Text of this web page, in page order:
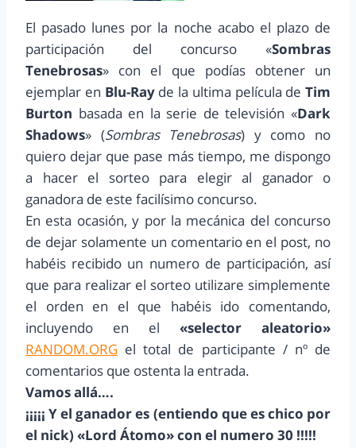
El pasado lunes por la noche acabo el plazo de
participación del concurso «Sombras
Tenebrosas» con el que podías obtener un
ejemplar en Blu-Rayde la ultima película de Tim
Burton basada en la serie de televisión «Dark
Shadows» (Sombras Tenebrosas) y como no
quiero dejar que pase más tiempo, me dispongo
a hacer el sorteo para elegir al ganador o
ganadora de este facilísimo concurso.
En esta ocasión, y por la mecánica del concurso
de dejar solamente un comentario en el post, no
habéis recibido un numero de participación, así
que para realizar el sorteo utilizare simplemente
el orden en el que habéis ido comentando,
incluyendo en el «selector aleatorio»
RANDOM.ORG el total de participante / nº de
comentarios que ostenta la entrada.
Vamos allá….
¡¡¡¡¡ Y el ganador es (entiendo que es chico por
el nick) «Lord Átomo» con el numero 30 !!!!!